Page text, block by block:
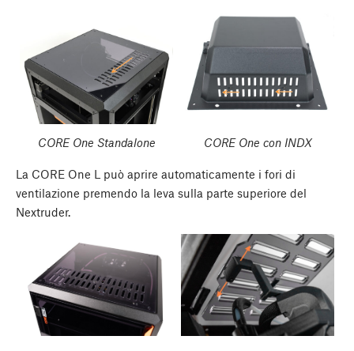
CORE One Standalone CORE One con INDX
La CORE One L può aprire automaticamente i fori di
ventilazione premendo la leva sulla parte superiore del
Nextruder.